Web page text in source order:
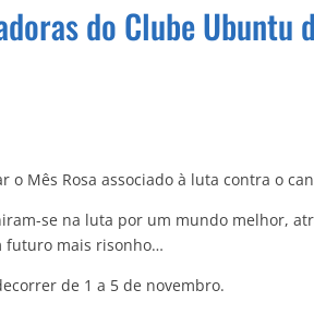
do Clube
o Mês Rosa associado à luta contra o
se na luta por um mundo melhor,
futuro mais risonho…
de 1 a 5 de novembro.